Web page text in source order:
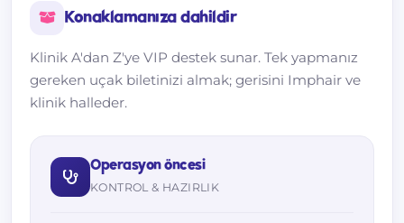
Konaklamanıza dahildir
Klinik A'dan Z'ye VIP destek sunar. Tek yapmanız
gereken uçak biletinizi almak; gerisini Imphair ve
klinik halleder.
Operasyon öncesi
KONTROL & HAZIRLIK